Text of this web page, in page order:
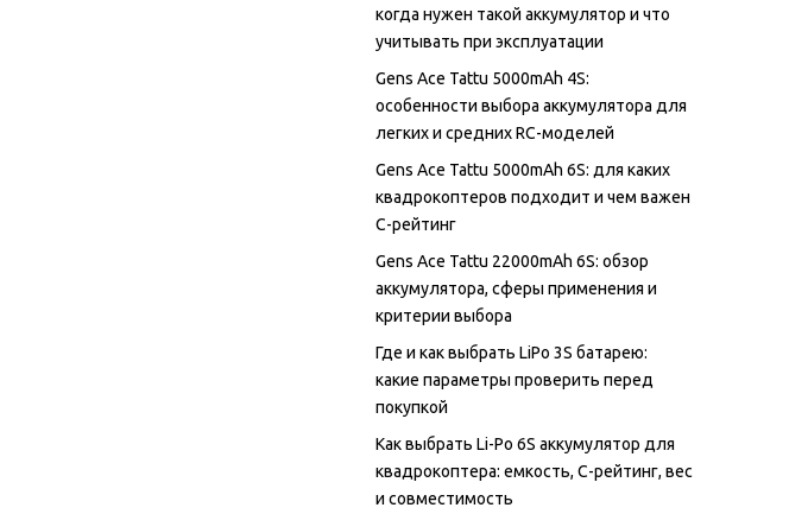
когда нужен такой аккумулятор и что
учитывать при эксплуатации
Gens Ace Tattu 5000mAh 4S:
особенности выбора аккумулятора для
легких и средних RC-моделей
Gens Ace Tattu 5000mAh 6S: для каких
квадрокоптеров подходит и чем важен
C-рейтинг
Gens Ace Tattu 22000mAh 6S: обзор
аккумулятора, сферы применения и
критерии выбора
Где и как выбрать LiPo 3S батарею:
какие параметры проверить перед
покупкой
Как выбрать Li-Po 6S аккумулятор для
квадрокоптера: емкость, C-рейтинг, вес
и совместимость